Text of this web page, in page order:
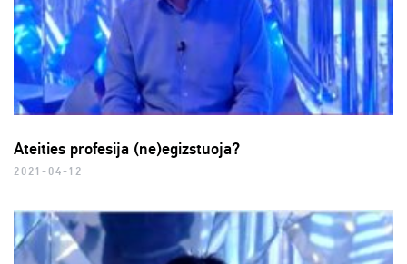
Ateities profesija (ne)egizstuoja?
2021-04-12